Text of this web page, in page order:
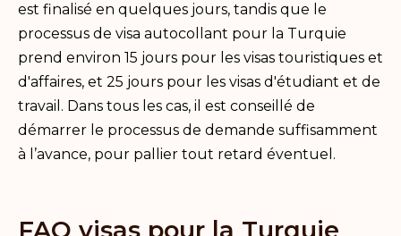
est finalisé en quelques jours, tandis que le
processus de visa autocollant pour la Turquie
prend environ 15 jours pour les visas touristiques et
d'affaires, et 25 jours pour les visas d'étudiant et de
travail. Dans tous les cas, il est conseillé de
démarrer le processus de demande suffisamment
à l’avance, pour pallier tout retard éventuel.